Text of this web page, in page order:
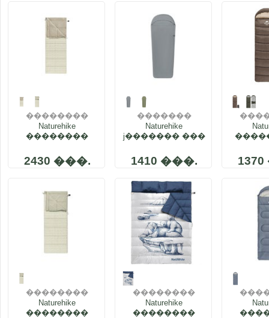
��������
����
Naturehike
��������
CNK2300SD012
2430 ���.
�������
Naturehike
ϳ������� ���
���� CNH22SD016
1410 ���.
U150
��������
����
Naturehike
��������
��������
����
Naturehike
��������